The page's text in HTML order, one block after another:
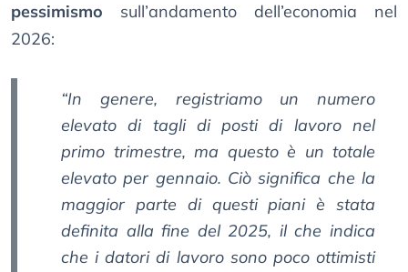
pessimismo sull’andamento dell’economia nel
2026:
“In genere, registriamo un numero
elevato di tagli di posti di lavoro nel
primo trimestre, ma questo è un totale
elevato per gennaio. Ciò significa che la
maggior parte di questi piani è stata
definita alla fine del 2025, il che indica
che i datori di lavoro sono poco ottimisti